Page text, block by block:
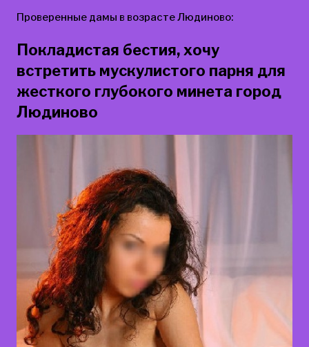
Проверенные дамы в возрасте Людиново:
Покладистая бестия, хочу
встретить мускулистого парня для
жесткого глубокого минета город
Людиново